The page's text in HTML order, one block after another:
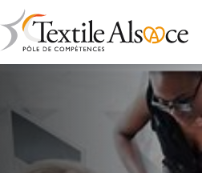
Panneau de gestion des cookies